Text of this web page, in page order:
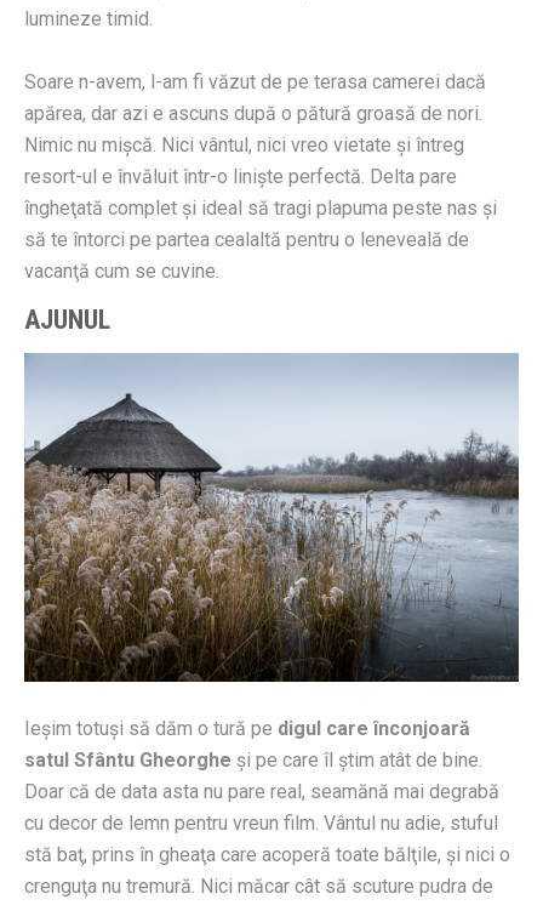
lumineze timid.
Soare n-avem, l-am fi văzut de pe terasa camerei dacă
apărea, dar azi e ascuns după o pătură groasă de nori.
Nimic nu mişcă. Nici vântul, nici vreo vietate şi întreg
resort-ul e învăluit într-o linişte perfectă. Delta pare
îngheţată complet şi ideal să tragi plapuma peste nas şi
să te întorci pe partea cealaltă pentru o leneveală de
vacanţă cum se cuvine.
AJUNUL
Ieşim totuşi să dăm o tură pe digul care înconjoară
satul Sfântu Gheorghe şi pe care îl ştim atât de bine.
Doar că de data asta nu pare real, seamănă mai degrabă
cu decor de lemn pentru vreun film. Vântul nu adie, stuful
stă baţ, prins în gheaţa care acoperă toate bălţile, şi nici o
crenguţa nu tremură. Nici măcar cât să scuture pudra de